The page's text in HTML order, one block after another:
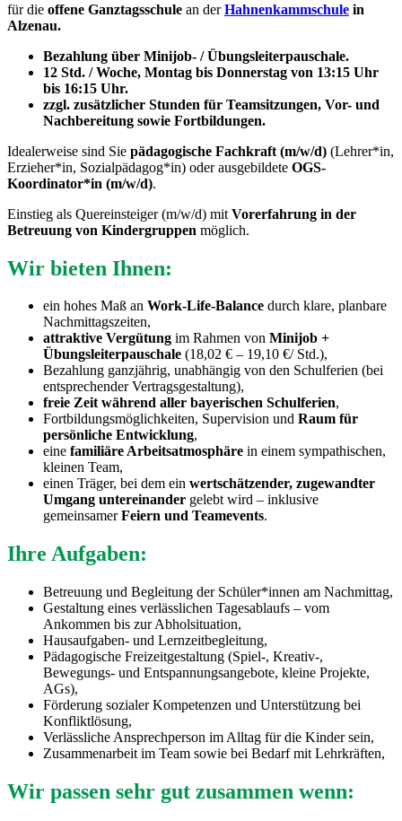
für die offene Ganztagsschule an derHahnenkammschule in
Alzenau.
Bezahlung über Minijob- / Übungsleiterpauschale.
12 Std. / Woche, Montag bis Donnerstag von 13:15 Uhr
bis 16:15 Uhr.
zzgl. zusätzlicher Stunden für Teamsitzungen, Vor- und
Nachbereitung sowie Fortbildungen.
Idealerweise sind Sie pädagogische Fachkraft (m/w/d) (Lehrer*in,
Erzieher*in, Sozialpädagog*in) oder ausgebildete OGS-
Koordinator*in (m/w/d).
Einstieg als Quereinsteiger (m/w/d) mit Vorerfahrung in der
Betreuung von Kindergruppen möglich.
Wir bieten Ihnen:
ein hohes Maß an Work-Life-Balance durch klare, planbare
Nachmittagszeiten,
attraktive Vergütung im Rahmen von Minijob +
Übungsleiterpauschale (18,02 € – 19,10 €/ Std.),
Bezahlung ganzjährig, unabhängig von den Schulferien (bei
entsprechender Vertragsgestaltung),
freie Zeit während aller bayerischen Schulferien,
Fortbildungsmöglichkeiten, Supervision und Raum für
persönliche Entwicklung,
eine familiäre Arbeitsatmosphäre in einem sympathischen,
kleinen Team,
einen Träger, bei dem ein wertschätzender, zugewandter
Umgang untereinander gelebt wird – inklusive
gemeinsamerFeiern und Teamevents.
Ihre Aufgaben:
Betreuung und Begleitung der Schüler*innen am Nachmittag,
Gestaltung eines verlässlichen Tagesablaufs – vom
Ankommen bis zur Abholsituation,
Hausaufgaben- und Lernzeitbegleitung,
Pädagogische Freizeitgestaltung (Spiel-, Kreativ-,
Bewegungs- und Entspannungsangebote, kleine Projekte,
AGs),
Förderung sozialer Kompetenzen und Unterstützung bei
Konfliktlösung,
Verlässliche Ansprechperson im Alltag für die Kinder sein,
Zusammenarbeit im Team sowie bei Bedarf mit Lehrkräften,
Wir passen sehr gut zusammen wenn: